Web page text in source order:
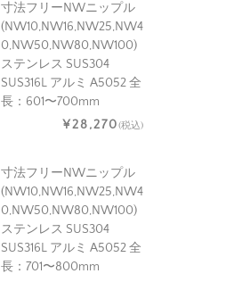
寸法フリーNWニップル
(NW10,NW16,NW25,NW4
0,NW50,NW80,NW100)
ステンレス SUS304
SUS316L アルミ A5052 全
長：601〜700mm
¥28,270(税込)
寸法フリーNWニップル
(NW10,NW16,NW25,NW4
0,NW50,NW80,NW100)
ステンレス SUS304
SUS316L アルミ A5052 全
長：701〜800mm